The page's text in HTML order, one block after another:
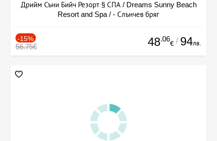
Дрийм Съни Бийч Резорт § СПА / Dreams Sunny Beach
Resort and Spa / - Слънчев бряг
-15%
56.75€ 48.06
€ / 94лв.